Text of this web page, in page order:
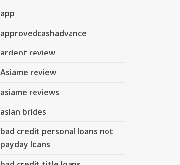
app
approvedcashadvance
ardent review
Asiame review
asiame reviews
asian brides
bad credit personal loans not
payday loans